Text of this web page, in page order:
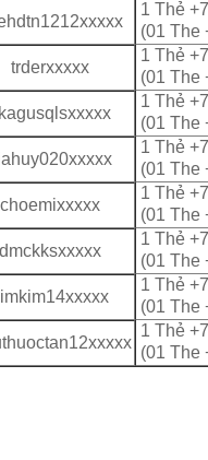
1 Thẻ
(01 The
trderxxxxx
1 Thẻ
(01 The
1 Thẻ
(01 The
1 Thẻ
(01 The
choemixxxxx
1 Thẻ
(01 The
dmckksxxxxx
1 Thẻ
(01 The
1 Thẻ
(01 The
1 Thẻ
(01 The